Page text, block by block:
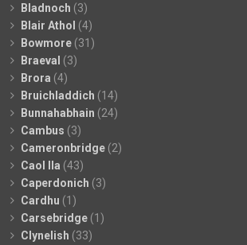
Bladnoch (3)
Blair Athol (4)
Bowmore (31)
Braeval (3)
Brora (4)
Bruichladdich (14)
Bunnahabhain (24)
Cambus (3)
Cameronbridge (2)
Caol Ila (43)
Caperdonich (3)
Cardhu (1)
Carsebridge (1)
Clynelish (33)